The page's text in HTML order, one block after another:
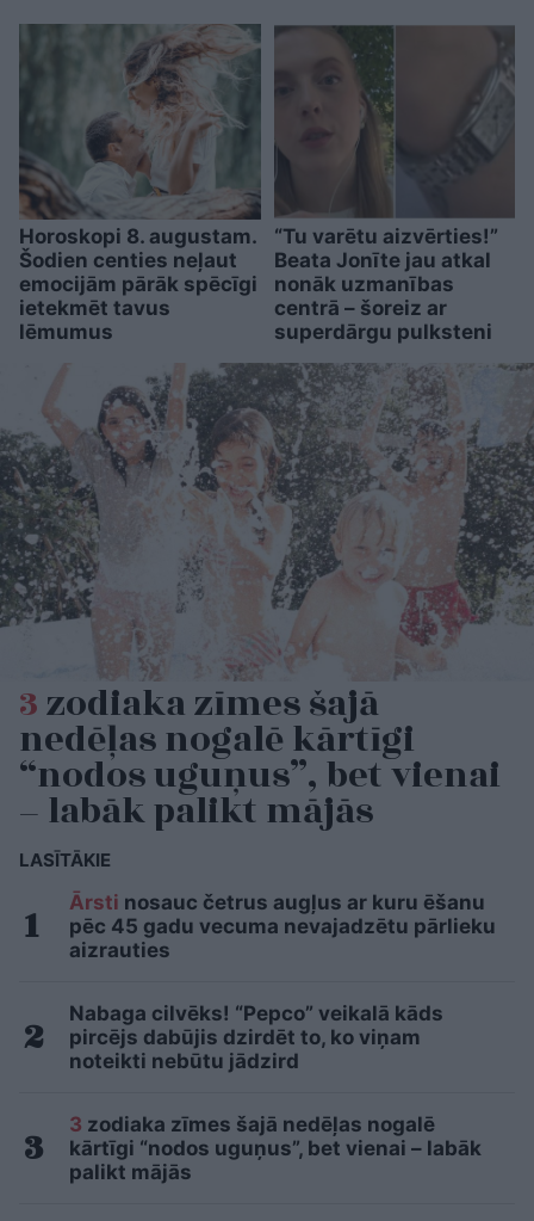
Horoskopi 8. augustam.
Šodien centies neļaut
emocijām pārāk spēcīgi
ietekmēt tavus
lēmumus
“Tu varētu aizvērties!”
Beata Jonīte jau atkal
nonāk uzmanības
centrā – šoreiz ar
superdārgu pulksteni
3zodiaka zīmes šajā
nedēļas nogalē kārtīgi
“nodos uguņus”, bet vienai
– labāk palikt mājās
LASĪTĀKIE
Ārsti nosauc četrus augļus ar kuru ēšanu
pēc 45 gadu vecuma nevajadzētu pārlieku
aizrauties
Nabaga cilvēks! “Pepco” veikalā kāds
pircējs dabūjis dzirdēt to, ko viņam
noteikti nebūtu jādzird
3 zodiaka zīmes šajā nedēļas nogalē
kārtīgi “nodos uguņus”, bet vienai – labāk
palikt mājās